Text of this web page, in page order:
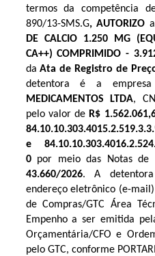
termos da competência
890/13-SMS.G, AUTORIZO
DE CALCIO 1.250 MG
CA++) COMPRIMIDO -
daAta de Registro de
detentora é a
MEDICAMENTOS LTDA,
pelo valor de R$
84.10.10.303.4015.2.519
e
0por meio das Notas de
43.660/2026. A
endereço eletrônico (e-
de Compras/GTC Área
Empenho a ser emitida
Orçamentária/CFO e
pelo GTC, conforme